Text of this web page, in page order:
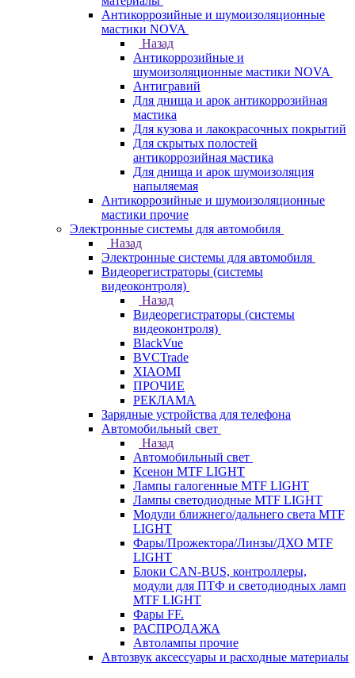
Антикоррозийные и шумоизоляционные
мастики NOVA
Назад
Антикоррозийные и
шумоизоляционные мастики NOVA
Антигравий
Для днища и арок антикоррозийная
мастика
Для кузова и лакокрасочных покрытий
Для скрытых полостей
антикоррозийная мастика
Для днища и арок шумоизоляция
напыляемая
Антикоррозийные и шумоизоляционные
мастики прочие
Электронные системы для автомобиля
Назад
Электронные системы для автомобиля
Видеорегистраторы (системы
видеоконтроля)
Назад
Видеорегистраторы (системы
видеоконтроля)
BlackVue
BVCTrade
XIAOMI
ПРОЧИЕ
РЕКЛАМА
Зарядные устройства для телефона
Автомобильный свет
Назад
Автомобильный свет
Ксенон MTF LIGHT
Лампы галогенные MTF LIGHT
Лампы светодиодные MTF LIGHT
Модули ближнего/дальнего света MTF
LIGHT
Фары/Прожектора/Линзы/ДХО MTF
LIGHT
Блоки CAN-BUS, контроллеры,
модули для ПТФ и светодиодных ламп
MTF LIGHT
Фары FF.
РАСПРОДАЖА
Автолампы прочие
Автозвук аксессуары и расходные материалы